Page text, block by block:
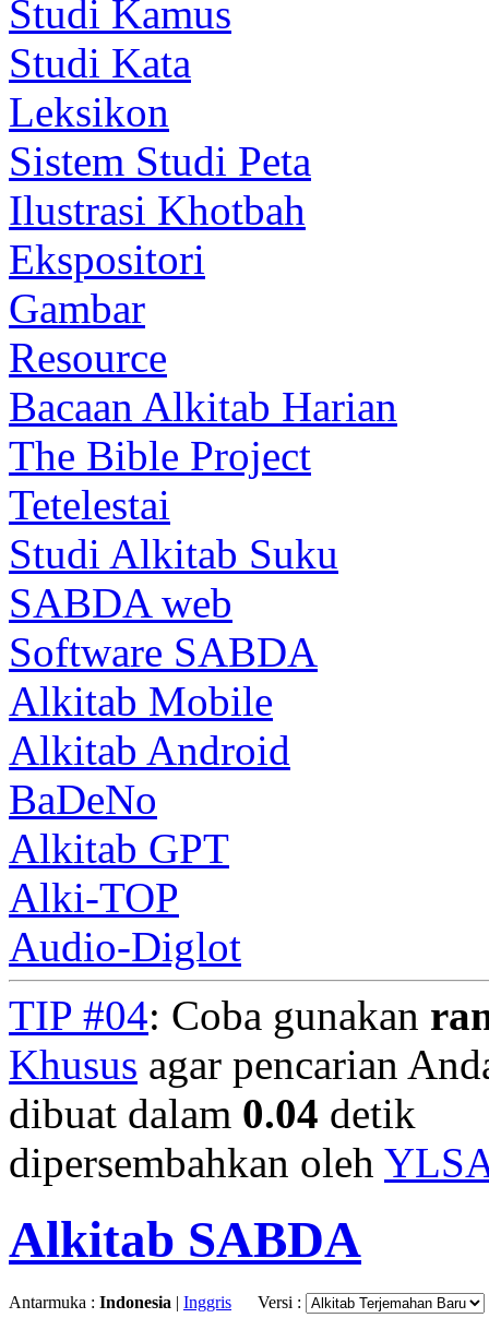
Studi Kamus
Studi Kata
Leksikon
Sistem Studi Peta
Ilustrasi Khotbah
Ekspositori
Gambar
Resource
Bacaan Alkitab Harian
The Bible Project
Tetelestai
Studi Alkitab Suku
SABDA web
Software SABDA
Alkitab Mobile
Alkitab Android
BaDeNo
Alkitab GPT
Alki-TOP
Audio-Diglot
TIP #04: Coba gunakan
Khusus agar pencarian
dibuat dalam 0.04 detik
dipersembahkan oleh
Alkitab SABDA
Antarmuka : Indonesia | Inggris Versi :